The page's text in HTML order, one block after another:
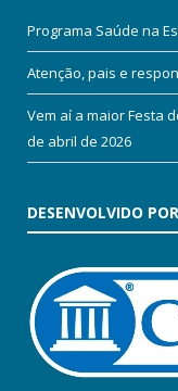
Programa Saúde na
Atenção, pais e
Vem aí a maior Festa
de abril de 2026
DESENVOLVIDO